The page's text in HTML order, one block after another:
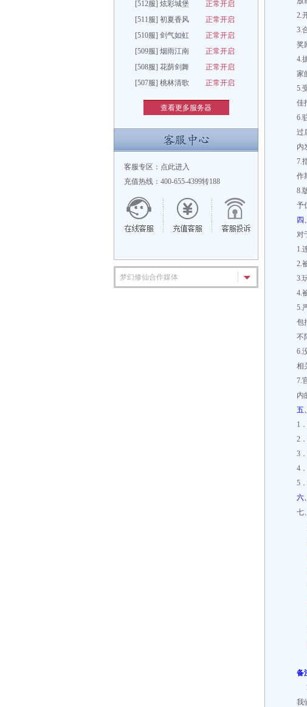
[512服] 炫彩城堡
正常开启
[511服] 初夏香风
正常开启
[510服] 剑气如虹
正常开启
[509服] 烟雨江南
正常开启
[508服] 花荫剑舞
正常开启
[507服] 桃林清歌
正常开启
查看更多服务器
客服专区： 点此进入
充值热线：400-655-4399转188
梦幻修仙合作媒体
2.
3.
奖
4.
家
5.
佳
6.
过
内
7.
作
8.
予
四
对
1.
2.
3.
4.
5.
包
不
6.
相
7.
内
五
1
2
3
4
5
六
七
备
1
我